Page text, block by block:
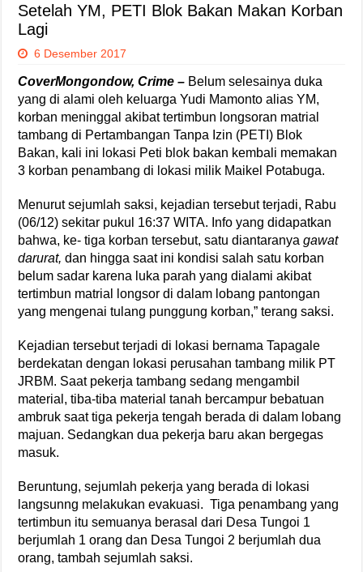
Setelah YM, PETI Blok Bakan Makan Korban
Lagi
6 Desember 2017
CoverMongondow, Crime – Belum selesainya duka
yang di alami oleh keluarga Yudi Mamonto alias YM,
korban meninggal akibat tertimbun longsoran matrial
tambang di Pertambangan Tanpa Izin (PETI) Blok
Bakan, kali ini lokasi Peti blok bakan kembali memakan
3 korban penambang di lokasi milik Maikel Potabuga.
Menurut sejumlah saksi, kejadian tersebut terjadi, Rabu
(06/12) sekitar pukul 16:37 WITA. Info yang didapatkan
bahwa, ke- tiga korban tersebut, satu diantaranyagawat
darurat,dan hingga saat ini kondisi salah satu korban
belum sadar karena luka parah yang dialami akibat
tertimbun matrial longsor di dalam lobang pantongan
yang mengenai tulang punggung korban,” terang saksi.
Kejadian tersebut terjadi di lokasi bernama Tapagale
berdekatan dengan lokasi perusahan tambang milik PT
JRBM. Saat pekerja tambang sedang mengambil
material, tiba-tiba material tanah bercampur bebatuan
ambruk saat tiga pekerja tengah berada di dalam lobang
majuan. Sedangkan dua pekerja baru akan bergegas
masuk.
Beruntung, sejumlah pekerja yang berada di lokasi
langsunng melakukan evakuasi. Tiga penambang yang
tertimbun itu semuanya berasal dari Desa Tungoi 1
berjumlah 1 orang dan Desa Tungoi 2 berjumlah dua
orang, tambah sejumlah saksi.